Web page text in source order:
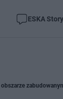
ESKA Story